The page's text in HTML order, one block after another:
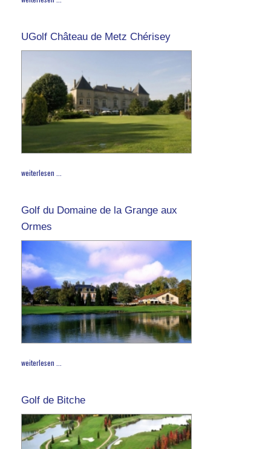
UGolf Château de Metz Chérisey
weiterlesen ...
Golf du Domaine de la Grange aux
Ormes
weiterlesen ...
Golf de Bitche